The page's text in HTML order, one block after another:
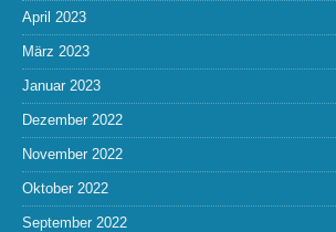
April 2023
März 2023
Januar 2023
Dezember 2022
November 2022
Oktober 2022
September 2022